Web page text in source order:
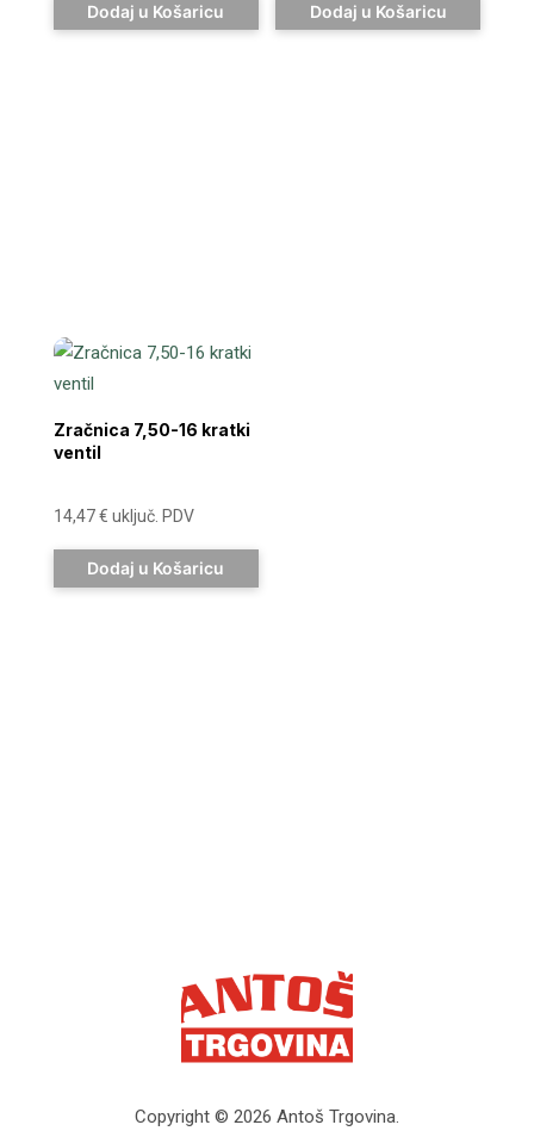
Dodaj u Košaricu Dodaj u Košaricu
Zračnica 7,50-16 kratki
ventil
14,47€ uključ. PDV
Dodaj u Košaricu
Copyright © 2026 Antoš Trgovina.